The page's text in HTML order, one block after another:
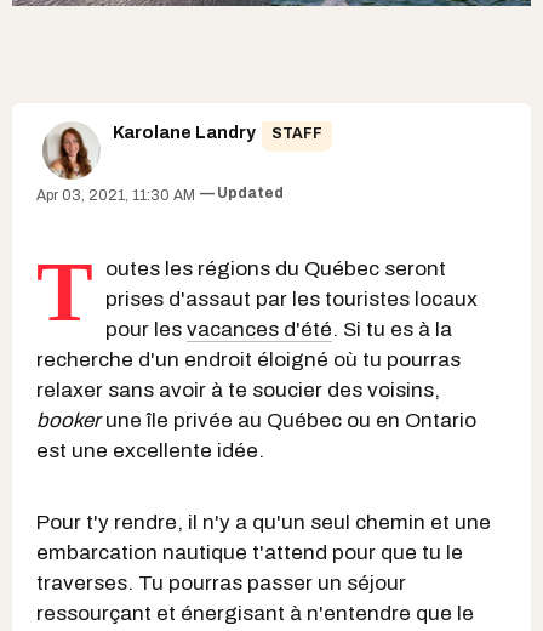
Karolane Landry STAFF
Apr 03, 2021, 11:30 AM Updated
T
outes les régions du Québec seront
prises d'assaut par les touristes locaux
pour les vacances d'été. Si tu es à la
recherche d'un endroit éloigné où tu pourras
relaxer sans avoir à te soucier des voisins,
bookerune île privée au Québec ou en Ontario
est une excellente idée.
Pour t'y rendre, il n'y a qu'un seul chemin et une
embarcation nautique t'attend pour que tu le
traverses. Tu pourras passer un séjour
ressourçant et énergisant à n'entendre que le